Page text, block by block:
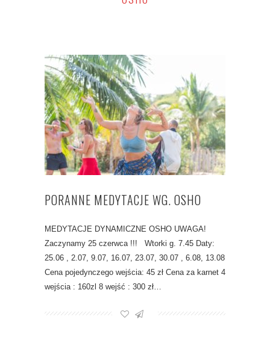
PORANNE MEDYTACJE WG. OSHO
MEDYTACJE DYNAMICZNE OSHO UWAGA!
Zaczynamy 25 czerwca !!! Wtorki g. 7.45 Daty:
25.06 , 2.07, 9.07, 16.07, 23.07, 30.07 , 6.08, 13.08
Cena pojedynczego wejścia: 45 zł Cena za karnet 4
wejścia : 160zl 8 wejść : 300 zł…